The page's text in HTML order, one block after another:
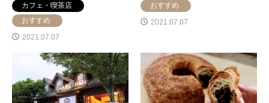
カフェ・喫茶店
おすすめ
2021.07.07
おすすめ
2021.07.07